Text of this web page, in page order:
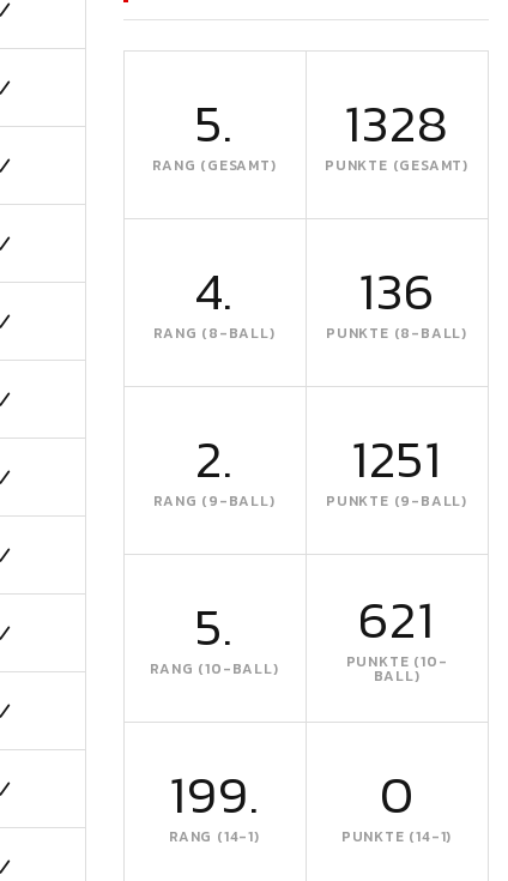
5.
RANG (GESAMT)
1328
PUNKTE (GESAMT)
4.
RANG (8-BALL)
136
PUNKTE (8-BALL)
2.
RANG (9-BALL)
1251
PUNKTE (9-BALL)
5.
RANG (10-BALL)
621
PUNKTE (10-
BALL)
199.
RANG (14-1)
0
PUNKTE (14-1)